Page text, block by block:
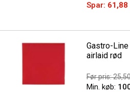
Spar: 61,88
Gastro-
airlaid rød
Før pris:
Min. køb: